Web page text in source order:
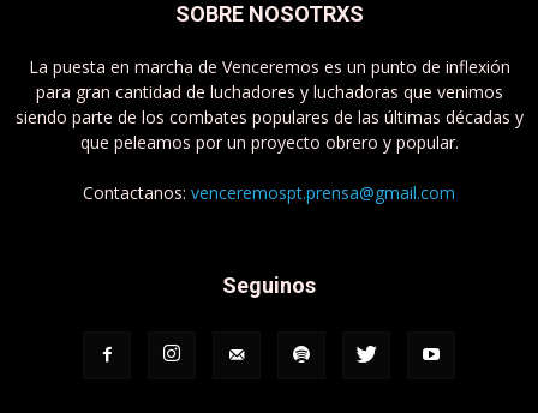
SOBRE NOSOTRXS
La puesta en marcha de Venceremos es un punto de inflexión
para gran cantidad de luchadores y luchadoras que venimos
siendo parte de los combates populares de las últimas décadas y
que peleamos por un proyecto obrero y popular.
Contactanos: venceremospt.prensa@gmail.com
Seguinos